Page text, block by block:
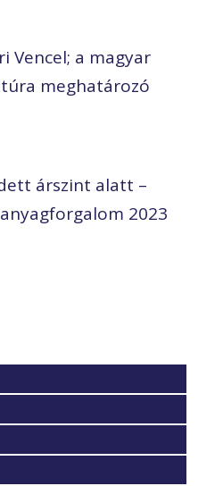
Vencel; a magyar
meghatározó
árszint alatt –
2023